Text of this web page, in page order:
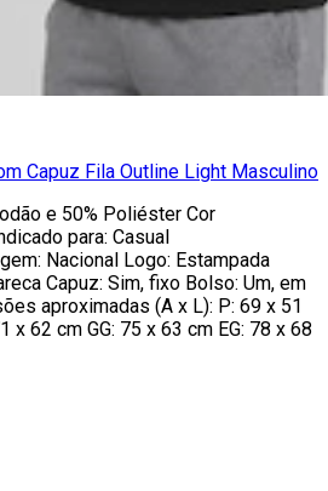
Capuz Fila Outline Light Masculino
e 50% Poliéster Cor
para: Casual
Nacional Logo: Estampada
Capuz: Sim, fixo Bolso: Um, em
aproximadas (A x L): P: 69 x 51
x 62 cm GG: 75 x 63 cm EG: 78 x 68